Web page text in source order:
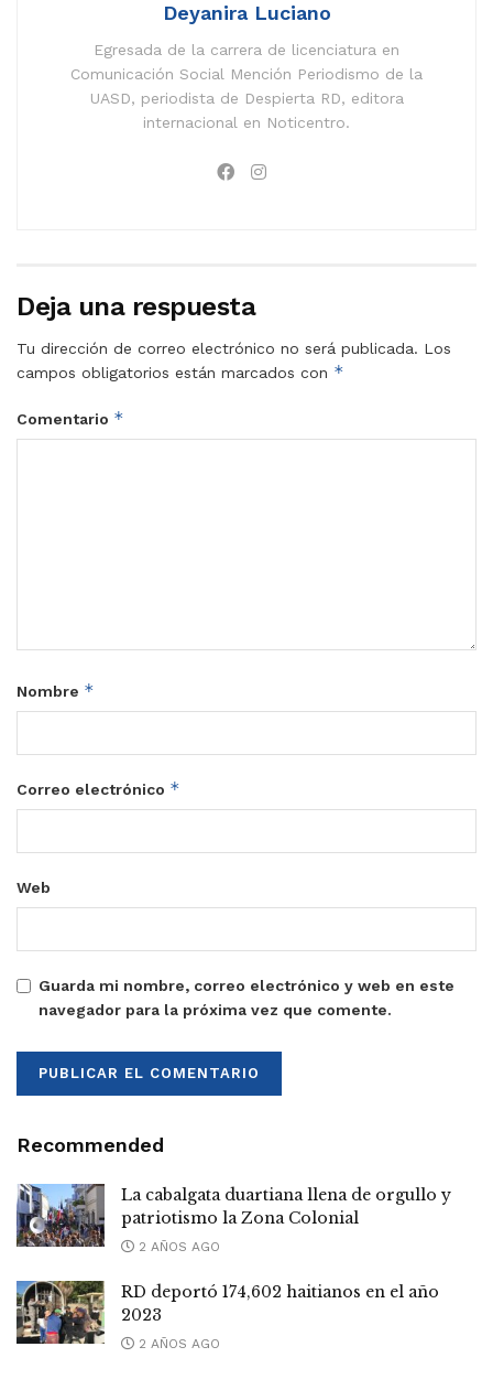
Deyanira Luciano
Egresada de la carrera de licenciatura en
Comunicación Social Mención Periodismo de la
UASD, periodista de Despierta RD, editora
internacional en Noticentro.
Deja una respuesta
Tu dirección de correo electrónico no será publicada. Los
campos obligatorios están marcados con *
Comentario *
Nombre *
Correo electrónico *
Web
Guarda mi nombre, correo electrónico y web en este
navegador para la próxima vez que comente.
Recommended
La cabalgata duartiana llena de orgullo y
patriotismo la Zona Colonial
2 AÑOS AGO
RD deportó 174,602 haitianos en el año
2023
2 AÑOS AGO